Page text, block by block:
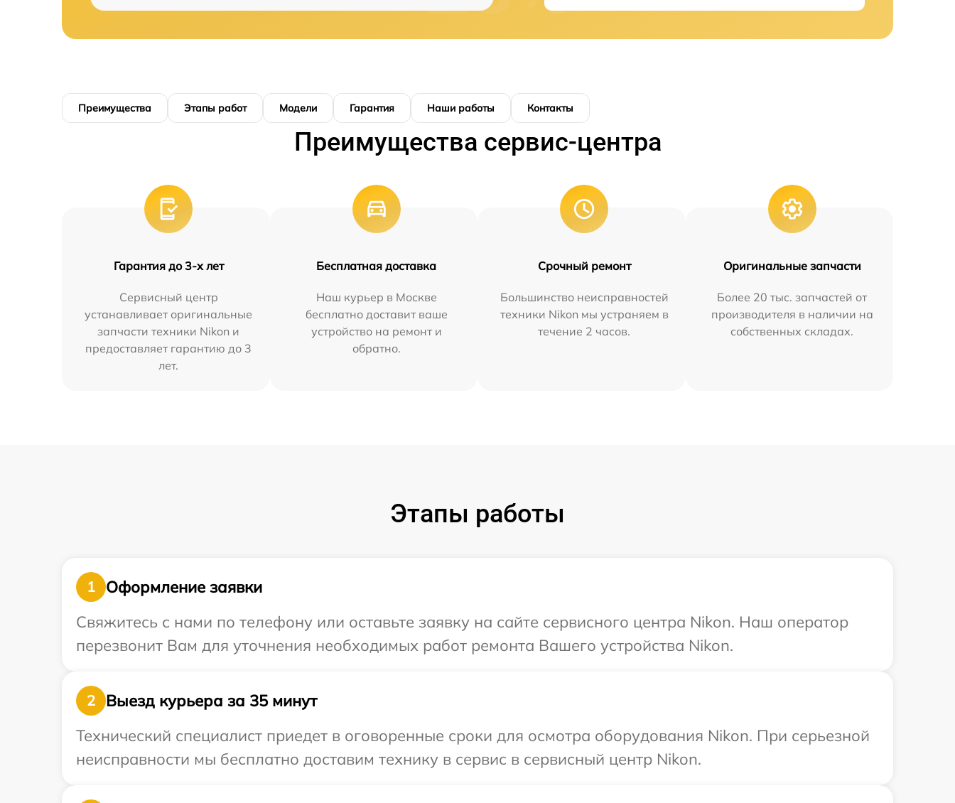
Преимущества Этапы работ Модели Гарантия Наши работы Контакты
Преимущества сервис-центра
Гарантия до 3-х лет
Сервисный центр
устанавливает оригинальные
запчасти техники Nikon и
предоставляет гарантию до 3
лет.
Бесплатная доставка
Наш курьер в Москве
бесплатно доставит ваше
устройство на ремонт и
обратно.
Срочный ремонт
Большинство неисправностей
техники Nikon мы устраняем в
течение 2 часов.
Оригинальные запчасти
Более 20 тыс. запчастей от
производителя в наличии на
собственных складах.
Этапы работы
1
Оформление заявки
Свяжитесь с нами по телефону или оставьте заявку на сайте сервисного центра Nikon. Наш оператор
перезвонит Вам для уточнения необходимых работ ремонта Вашего устройства Nikon.
2
Выезд курьера за 35 минут
Технический специалист приедет в оговоренные сроки для осмотра оборудования Nikon. При серьезной
неисправности мы бесплатно доставим технику в сервис в сервисный центр Nikon.